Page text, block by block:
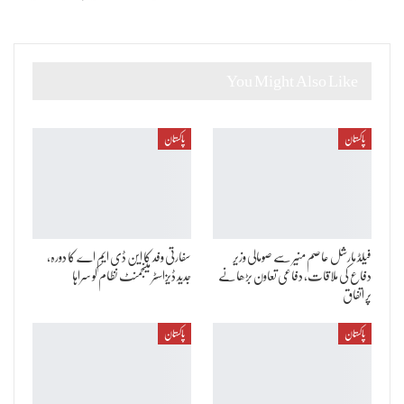
پاکستان
فیلڈ مارشل عاصم منیر سے صومالی وزیر
دفاع کی ملاقات، دفاعی تعاون بڑھانے
پر اتفاق
پاکستان
سفارتی وفد کا این ڈی ایم اے کا دورہ،
جدید ڈیزاسٹر مینجمنٹ نظام کو سراہا
پاکستان پاکستان